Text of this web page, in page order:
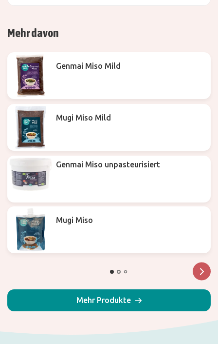
Mehr davon
Genmai Miso Mild
Mugi Miso Mild
Genmai Miso unpasteurisiert
Mugi Miso
Mehr Produkte